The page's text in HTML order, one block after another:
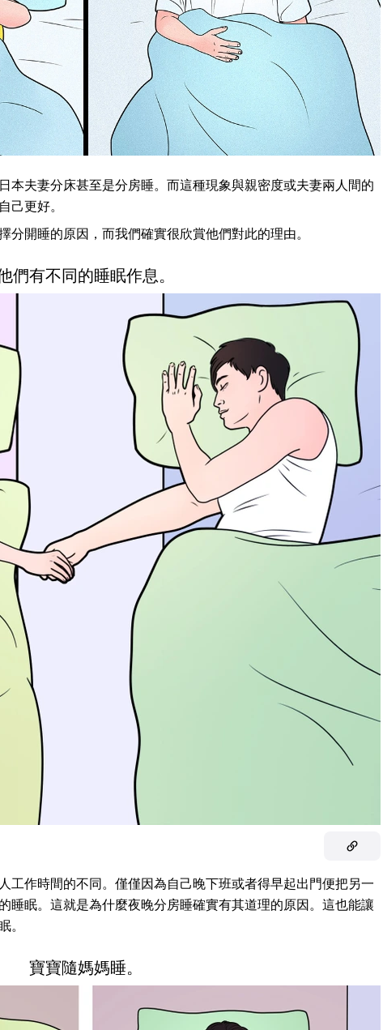
本夫妻分床甚至是分房睡。而這種現象與親密度或夫妻兩人間的
己更好。
分開睡的原因，而我們確實很欣賞他們對此的理由。
們有不同的睡眠作息。
工作時間的不同。僅僅因為自己晚下班或者得早起出門便把另一
睡眠。這就是為什麼夜晚分房睡確實有其道理的原因。這也能讓
。
寶寶隨媽媽睡。